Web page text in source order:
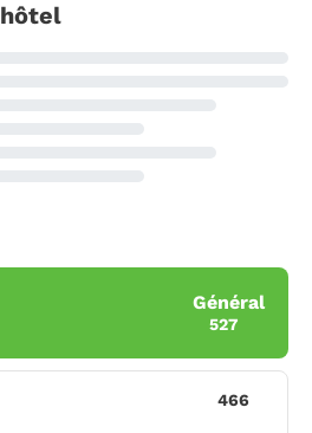
Général
527
466